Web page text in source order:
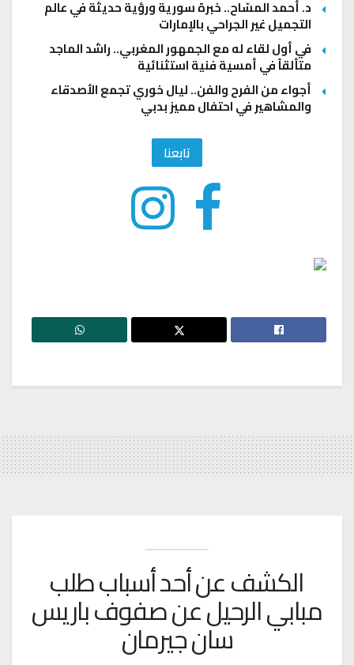
د. أحمد المسّاح.. خبرة سورية ورؤية حديثة في عالم
التجميل غير الجراحي بالإمارات
في أول لقاء له مع الجمهور المغربي.. راشد الماجد
متألقاً في أمسية فنية استثنائية
أجواء من الفرح والفن.. ليال خوري تجمع الأصدقاء
والمشاهير في احتفال مميز بدبي
تابعنا
الكشف عن أحد أسباب طلب
مبابي الرحيل عن صفوف باريس
سان جيرمان